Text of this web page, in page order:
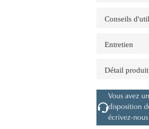
Conseils
Entretien
Détail produit
Vous avez
disposition
écrivez-nous